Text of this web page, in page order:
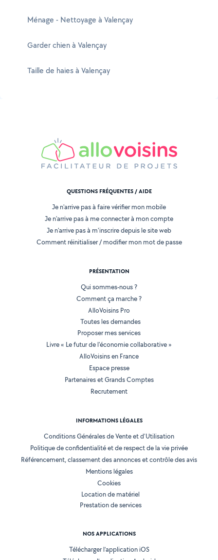
Ménage - Nettoyage à Valençay
Garder chien à Valençay
Taille de haies à Valençay
QUESTIONS FRÉQUENTES / AIDE
Je n'arrive pas à faire vérifier mon mobile
Je n'arrive pas à me connecter à mon compte
Je n'arrive pas à m'inscrire depuis le site web
Comment réinitialiser / modifier mon mot de passe
PRÉSENTATION
Qui sommes-nous ?
Comment ça marche ?
AlloVoisins Pro
Toutes les demandes
Proposer mes services
Livre « Le futur de l'économie collaborative »
AlloVoisins en France
Espace presse
Partenaires et Grands Comptes
Recrutement
INFORMATIONS LÉGALES
Conditions Générales de Vente et d'Utilisation
Politique de confidentialité et de respect de la vie privée
Référencement, classement des annonces et contrôle des avis
Mentions légales
Cookies
Location de matériel
Prestation de services
NOS APPLICATIONS
Télécharger l’application iOS